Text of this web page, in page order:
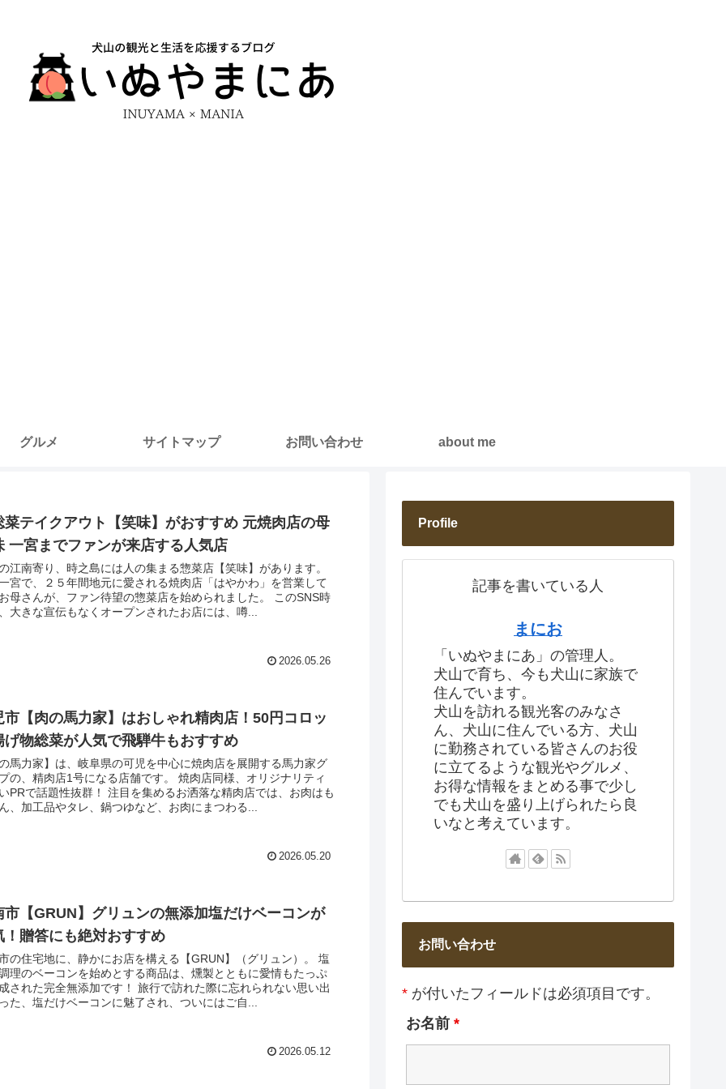
グルメ サイトマップ お問い合わせ about me
菜テイクアウト【笑味】がおすすめ 元焼肉店の母
一宮までファンが来店する人気店
江南寄り、時之島には人の集まる惣菜店【笑味】があります。
宮で、２５年間地元に愛される焼肉店「はやかわ」を営業して
母さんが、ファン待望の惣菜店を始められました。 このSNS時
大きな宣伝もなくオープンされたお店には、噂...
2026.05.26
市【肉の馬力家】はおしゃれ精肉店！50円コロッ
げ物総菜が人気で飛騨牛もおすすめ
馬力家】は、岐阜県の可児を中心に焼肉店を展開する馬力家グ
の、精肉店1号になる店舗です。 焼肉店同様、オリジナリティ
PRで話題性抜群！ 注目を集めるお洒落な精肉店では、お肉はも
、加工品やタレ、鍋つゆなど、お肉にまつわる...
2026.05.20
市【GRUN】グリュンの無添加塩だけベーコンが
！贈答にも絶対おすすめ
の住宅地に、静かにお店を構える【GRUN】（グリュン）。 塩
理のベーコンを始めとする商品は、燻製とともに愛情もたっぷ
された完全無添加です！ 旅行で訪れた際に忘れられない思い出
た、塩だけベーコンに魅了され、ついにはご自...
2026.05.12
Profile
記事を書いている人
まにお
「いぬやまにあ」の管理人。
犬山で育ち、今も犬山に家族で
住んでいます。
犬山を訪れる観光客のみなさ
ん、犬山に住んでいる方、犬山
に勤務されている皆さんのお役
に立てるような観光やグルメ、
お得な情報をまとめる事で少し
でも犬山を盛り上げられたら良
いなと考えています。
お問い合わせ
* が付いたフィールドは必須項目です。
お名前 *